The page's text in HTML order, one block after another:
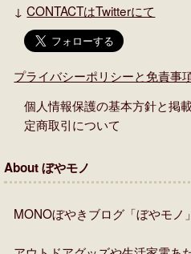
↓CONTACTはTwitterにて
プライバシーポリシーと免責事
個人情報保護の基本方針と掲
定商取引について
About ぼやモノ
MONOぼやきブログ「ぼやモノ